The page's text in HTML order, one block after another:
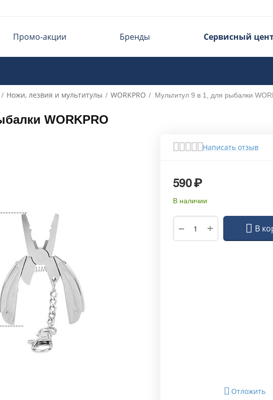
Промо-акции Бренды Сервисный
/ Ножи, лезвия и мультитулы / WORKPRO / Мультитул 9 в 1, для рыбалки
WORKPRO
Написать отзыв
590₽
В наличии
+
− В
Отложить